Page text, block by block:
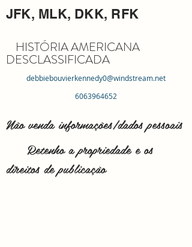
JFK, MLK, DKK, RFK
HISTÓRIA AMERICANA
DESCLASSIFICADA
debbiebouvierkennedy0@windstream.net
6063964652
Não venda informações/dados pessoais
Retenho a propriedade e os
direitos de publicação